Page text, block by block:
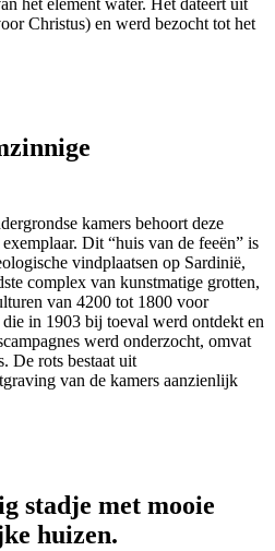
Christus) en werd bezocht tot het
kamers behoort deze
Dit “huis van de feeën” is
vindplaatsen op Sardinië,
complex van kunstmatige grotten,
van 4200 tot 1800 voor
in 1903 bij toeval werd ontdekt en
werd onderzocht, omvat
De rots bestaat uit
van de kamers aanzienlijk
stadje met mooie
huizen.